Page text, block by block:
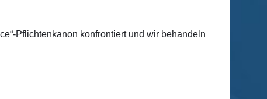
Pflichtenkanon konfrontiert und wir behandeln